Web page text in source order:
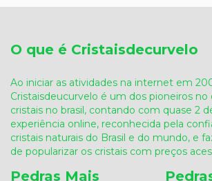
O que é Cristaisdecurvelo
Ao iniciar as atividades na internet em
Cristaisdeucurvelo é um dos pioneiros
cristais no brasil, contando com quase 2
experiência online, reconhecida pela
cristais naturais do Brasil e do mundo, e
de popularizar os cristais com preços
Pedras Mais